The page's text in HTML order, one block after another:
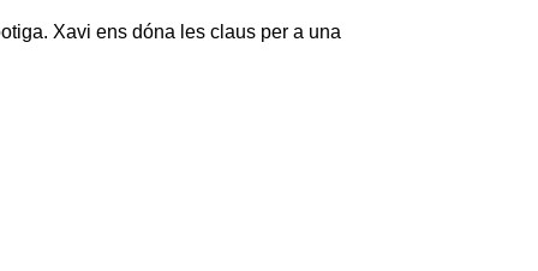
Xavi ens dóna les claus per a una